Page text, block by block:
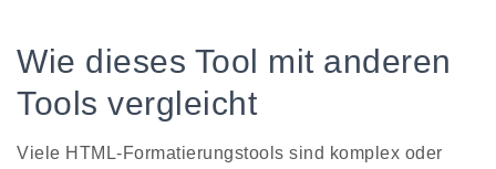
Wie dieses Tool mit anderen
Tools vergleicht
Viele HTML-Formatierungstools sind komplex oder